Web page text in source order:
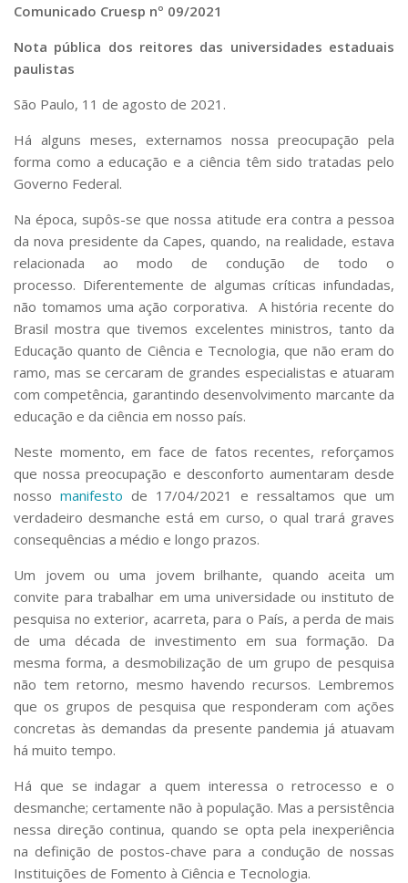
Apoio ao Estudante
Segurança, Trânsito e Prevenção
Outros serviços
Comunicação
Assessorias e Mídias
Aplicativos e Sites
Agenda de Eventos
Defesa de Teses
Comunicado Cruesp nº 09/2021
Nota pública dos reitores das universidades estaduais
paulistas
São Paulo, 11 de agosto de 2021.
Há alguns meses, externamos nossa preocupação pela
forma como a educação e a ciência têm sido tratadas pelo
Governo Federal.
Na época, supôs-se que nossa atitude era contra a pessoa
da nova presidente da Capes, quando, na realidade, estava
relacionada ao modo de condução de todo o
processo. Diferentemente de algumas críticas infundadas,
não tomamos uma ação corporativa. A história recente do
Brasil mostra que tivemos excelentes ministros, tanto da
Educação quanto de Ciência e Tecnologia, que não eram do
ramo, mas se cercaram de grandes especialistas e atuaram
com competência, garantindo desenvolvimento marcante da
educação e da ciência em nosso país.
Neste momento, em face de fatos recentes, reforçamos
que nossa preocupação e desconforto aumentaram desde
nosso manifesto de 17/04/2021 e ressaltamos que um
verdadeiro desmanche está em curso, o qual trará graves
consequências a médio e longo prazos.
Um jovem ou uma jovem brilhante, quando aceita um
convite para trabalhar em uma universidade ou instituto de
pesquisa no exterior, acarreta, para o País, a perda de mais
de uma década de investimento em sua formação. Da
mesma forma, a desmobilização de um grupo de pesquisa
não tem retorno, mesmo havendo recursos. Lembremos
que os grupos de pesquisa que responderam com ações
concretas às demandas da presente pandemia já atuavam
há muito tempo.
Há que se indagar a quem interessa o retrocesso e o
desmanche; certamente não à população. Mas a persistência
nessa direção continua, quando se opta pela inexperiência
na definição de postos-chave para a condução de nossas
Instituições de Fomento à Ciência e Tecnologia.